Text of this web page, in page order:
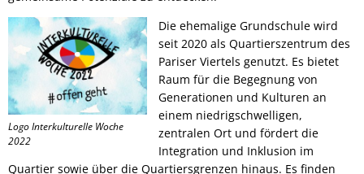
Logo Interkulturelle Woche
2022
Die ehemalige Grundschule wird
seit 2020 als Quartierszentrum des
Pariser Viertels genutzt. Es bietet
Raum für die Begegnung von
Generationen und Kulturen an
einem niedrigschwelligen,
zentralen Ort und fördert die
Integration und Inklusion im
Quartier sowie über die Quartiersgrenzen hinaus. Es finden